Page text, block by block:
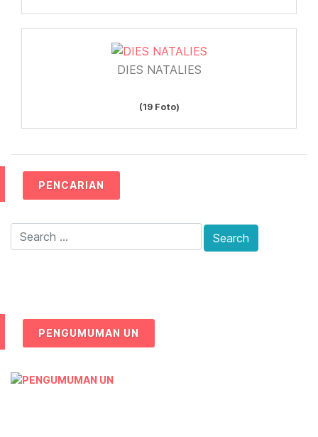
DIES NATALIES
(19 Foto)
PENCARIAN
PENGUMUMAN UN